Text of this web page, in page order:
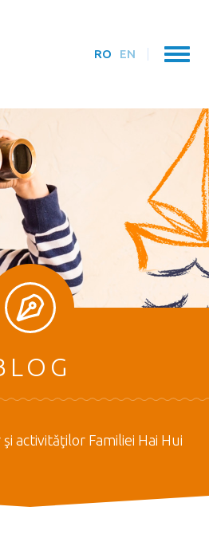
RO EN
activităţilor Familiei Hai Hui